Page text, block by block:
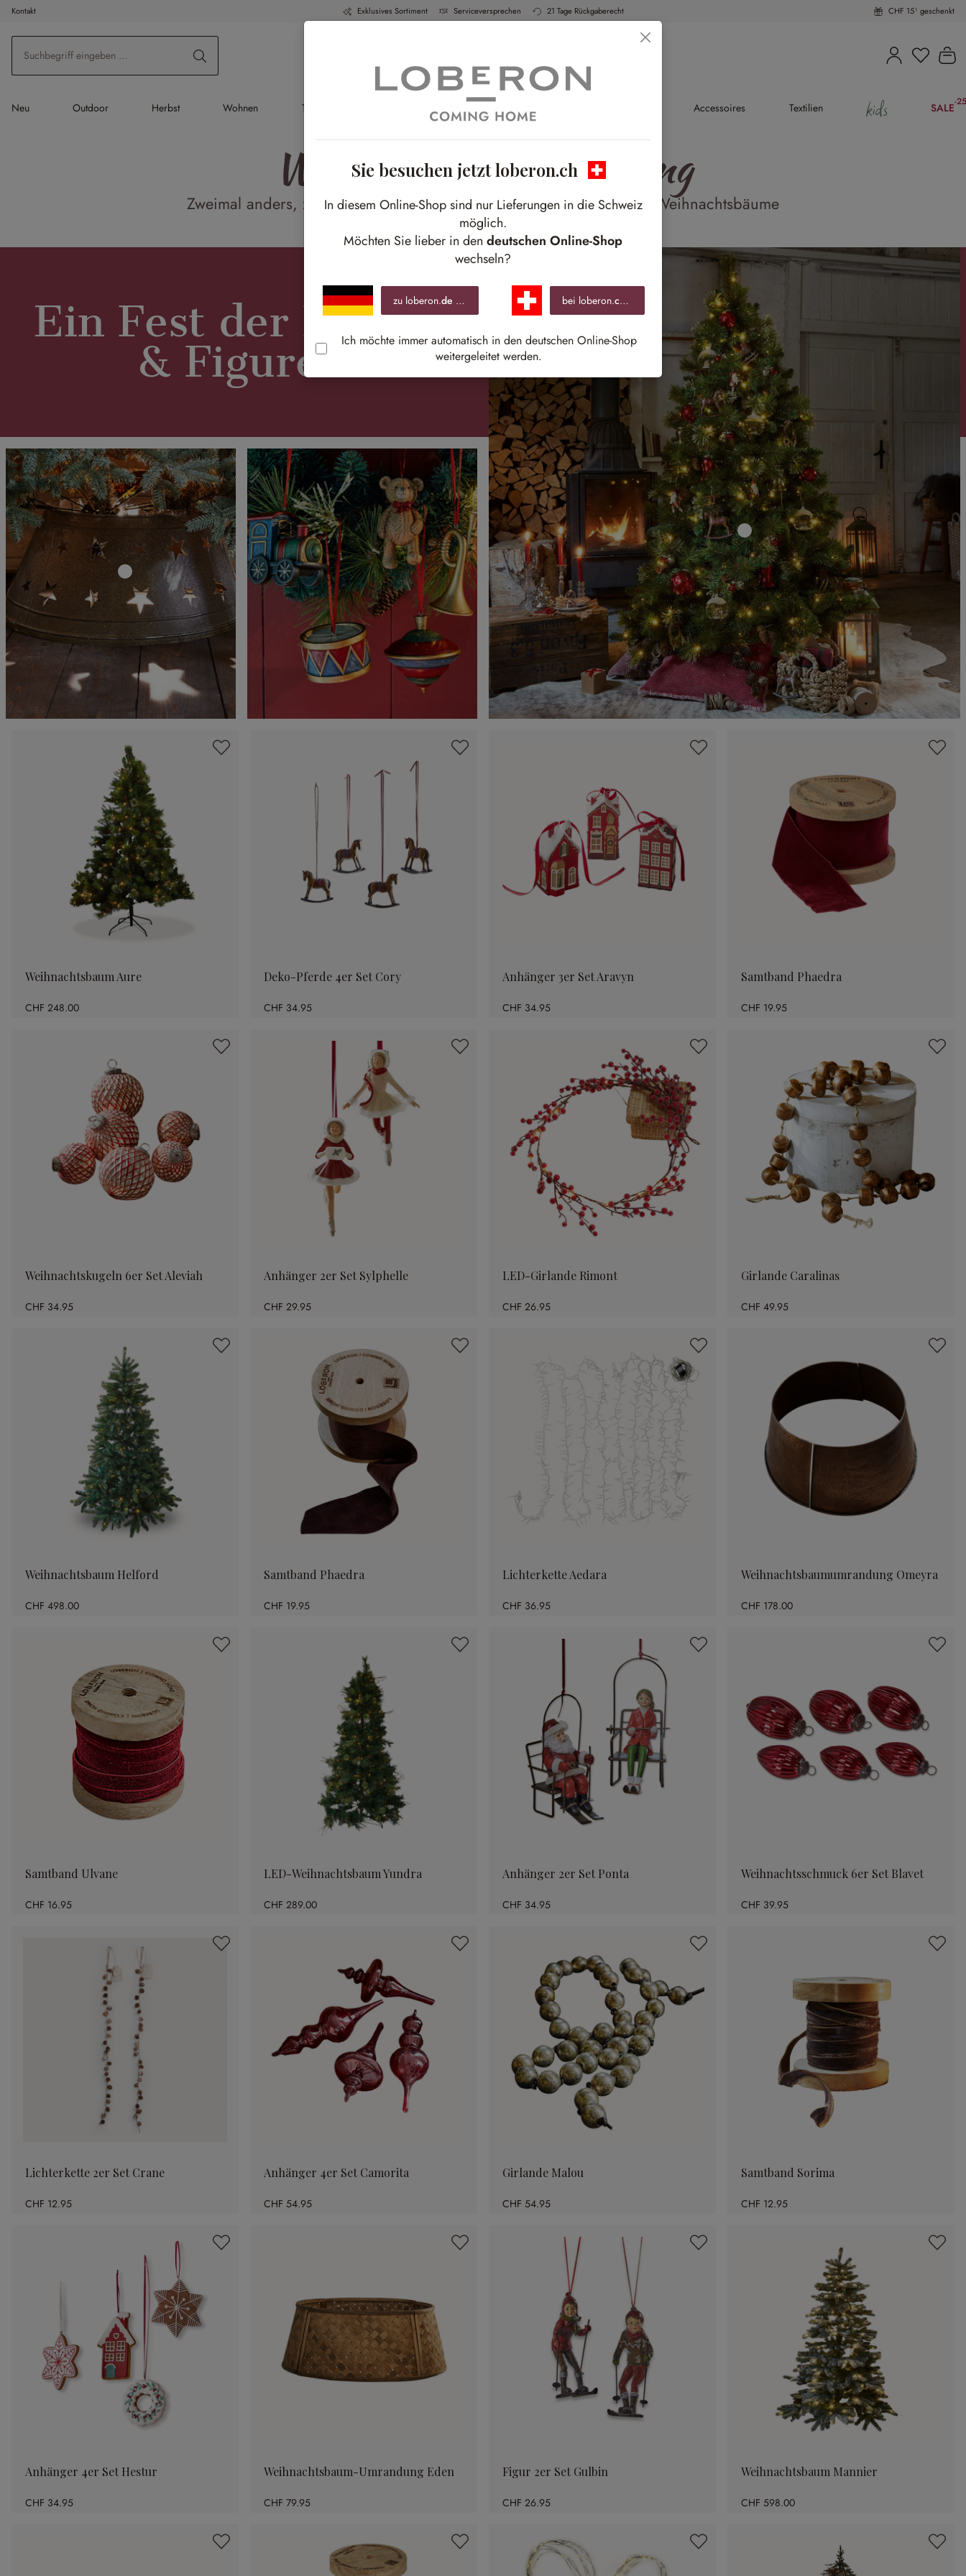
Hauptinhalt springen
Zur Suche springen
Zur Hauptnavigation springen
Kontakt Exklusives Sortiment Serviceversprechen 21 Tage Rückgaberecht CHF 15¹ geschenkt
Du hast
Neu Outdoor Herbst Wohnen Tisch & Küche Schlafen Bad Accessoires Textilien kids SALE-
Weihnachtsbaum-Styling
Zweimal anders, zweimal besonders – festliche Ideen für traumhafte Weihnachtsbäume
Ein Fest der Farben
& Figuren
Weihnachtsbaum Aure
CHF 248.00
Deko-Pferde 4er Set Cory
CHF 34.95
Anhänger 3er Set Aravyn
CHF 34.95
Samtband Phaedra
CHF 19.95
Weihnachtskugeln 6er Set Aleviah
CHF 34.95
Anhänger 2er Set Sylphelle
CHF 29.95
LED-Girlande Rimont
CHF 26.95
Girlande Caralinas
CHF 49.95
Weihnachtsbaum Helford
CHF 498.00
Samtband Phaedra
CHF 19.95
Lichterkette Aedara
CHF 36.95
Weihnachtsbaumumrandung Omeyra
CHF 178.00
Samtband Ulvane
CHF 16.95
LED-Weihnachtsbaum Yundra
CHF 289.00
Anhänger 2er Set Ponta
CHF 34.95
Weihnachtsschmuck 6er Set Blavet
CHF 39.95
Lichterkette 2er Set Crane
CHF 12.95
Anhänger 4er Set Camorita
CHF 54.95
Girlande Malou
CHF 54.95
Samtband Sorima
CHF 12.95
Anhänger 4er Set Hestur
CHF 34.95
Weihnachtsbaum-Umrandung Eden
CHF 79.95
Figur 2er Set Gulbin
CHF 26.95
Weihnachtsbaum Mannier
CHF 598.00
Sie besuchen jetzt loberon.ch
In diesem Online-Shop sind nur Lieferungen in die Schweiz
möglich.
Möchten Sie lieber in den deutschen Online-Shop
wechseln?
zu loberon.de bei loberon.ch bleiben »
Ich möchte immer automatisch in den deutschen Online-Shop
weitergeleitet werden.